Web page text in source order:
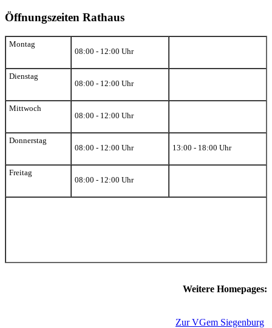
Öffnungszeiten Rathaus
Montag
08:00 - 12:00 Uhr
Dienstag
08:00 - 12:00 Uhr
Mittwoch
08:00 - 12:00 Uhr
Donnerstag
08:00 - 12:00 Uhr
13:00 - 18:00 Uhr
Freitag
08:00 - 12:00 Uhr
Weitere Homepages:
Zur VGem Siegenburg